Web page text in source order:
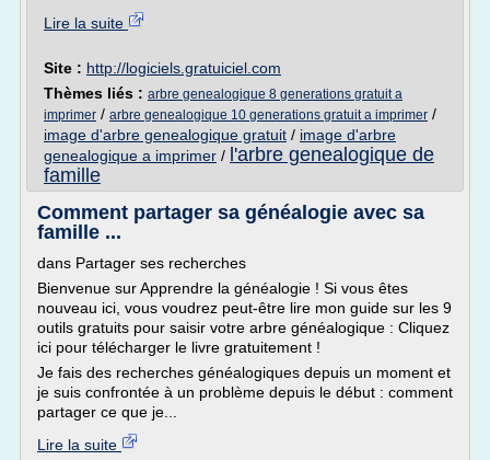
Lire la suite
Site : http://logiciels.gratuiciel.com
Thèmes liés : arbre genealogique 8 generations gratuit a
imprimer / arbre genealogique 10 generations gratuit a imprimer /
image d'arbre genealogique gratuit / image d'arbre
genealogique a imprimer / l'arbre genealogique de
famille
Comment partager sa généalogie avec sa
famille ...
dans Partager ses recherches
Bienvenue sur Apprendre la généalogie ! Si vous êtes
nouveau ici, vous voudrez peut-être lire mon guide sur les 9
outils gratuits pour saisir votre arbre généalogique : Cliquez
ici pour télécharger le livre gratuitement !
Je fais des recherches généalogiques depuis un moment et
je suis confrontée à un problème depuis le début : comment
partager ce que je...
Lire la suite